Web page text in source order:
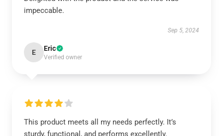
impeccable.
Sep 5, 2024
E Eric
Verified owner
This product meets all my needs perfectly. It’s
sturdy, functional, and performs excellently.